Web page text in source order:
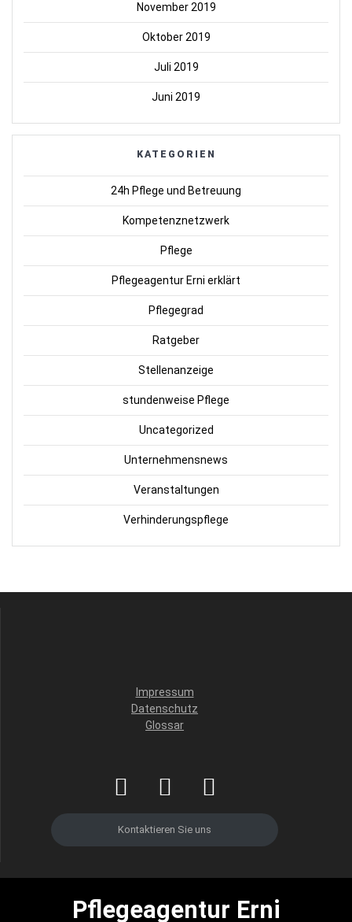
November 2019
Oktober 2019
Juli 2019
Juni 2019
KATEGORIEN
24h Pflege und Betreuung
Kompetenznetzwerk
Pflege
Pflegeagentur Erni erklärt
Pflegegrad
Ratgeber
Stellenanzeige
stundenweise Pflege
Uncategorized
Unternehmensnews
Veranstaltungen
Verhinderungspflege
Impressum
Datenschutz
Glossar
Kontaktieren Sie uns
Pflegeagentur Erni